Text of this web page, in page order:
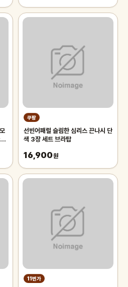
쿠팡
선빈어패럴 슬림한 심리스 끈나시 단
색 3장 세트 브라탑
16,900원
11번가